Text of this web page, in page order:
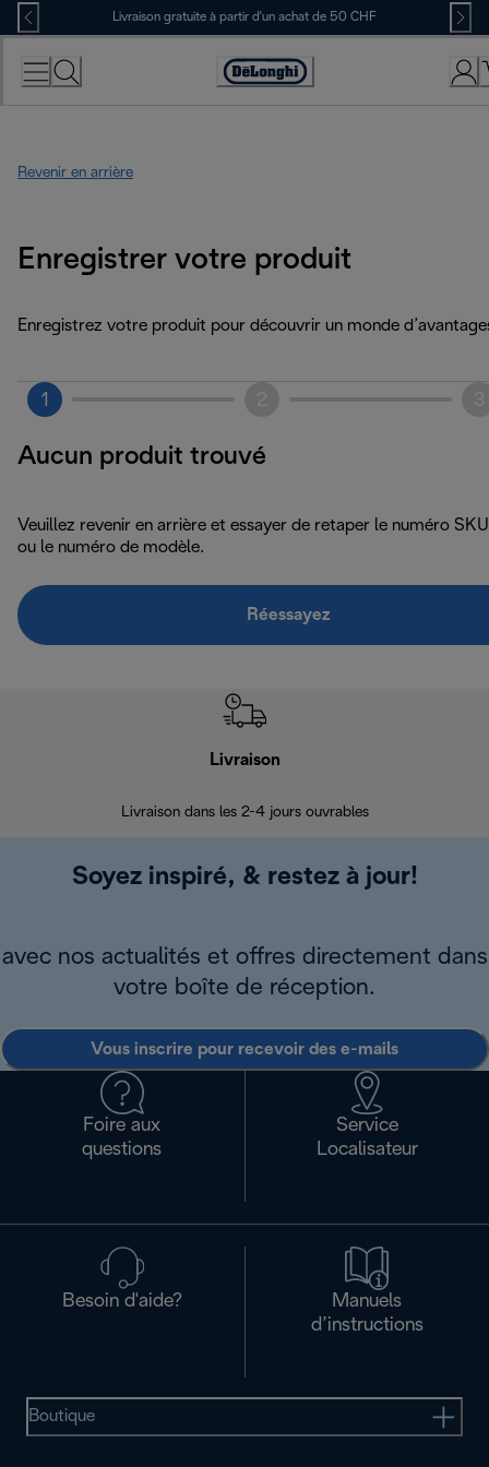
Skip
to
Content
Livraison gratuite à partir d'un achat de 50 CHF
Déclaration
Revenir en arrière
Enregistrer votre produit
Enregistrez votre produit pour découvrir un monde
1
Aucun produit trouvé
Veuillez revenir en arrière et essayer de retaper le numéro SKU
ou le numéro de modèle.
Réessayez
Livraison
Livraison dans les 2-4 jours ouvrables
Soyez inspiré, & restez à jour!
avec nos actualités et offres directement dans
votre boîte de réception.
Vous inscrire pour recevoir des e-mails
Foire aux
questions
Service
Localisateur
Besoin d'aide?
Manuels
d’instructions
Boutique